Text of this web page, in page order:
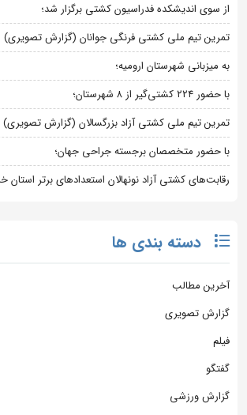
از سوی اندیشکده فدراسیون کشتی برگزار شد؛
تمرین تیم ملی کشتی فرنگی جوانان (گزارش تصویری)
به میزبانی شهرستان ارومیه؛
با حضور ۲۲۴ کشتی‌گیر از ۸ شهرستان؛
تمرین تیم ملی کشتی آزاد بزرگسالان (گزارش تصویری)
با حضور متخصصان برجسته جراحی جهان؛
رقابت‌های کشتی آزاد نونهالان استعدادهای برتر استان
دسته بندی ها
آخرین مطالب
گزارش تصویری
فیلم
گفتگو
گزارش ورزشی